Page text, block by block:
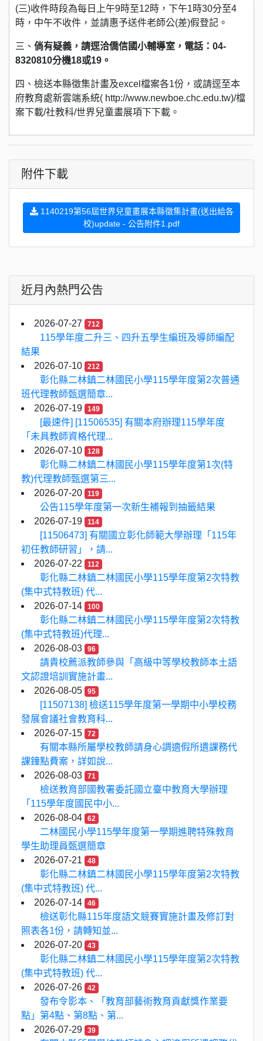
(三)收件時段為每日上午9時至12時，下午1時30分至4
時，中午不收件，並請惠予送件老師公(差)假登記。
三、 倘有疑義，請逕洽僑信國小輔導室，電話：04-
8320810分機18或19。
四、檢送本縣徵集計畫及excel檔案各1份，或請逕至本
府教育處新雲端系統( http://www.newboe.chc.edu.tw)/檔
案下載/社教科/世界兒童畫展項下下載。
附件下載
1140219第56屆世界兒童畫展本縣徵集計畫(送出給各
校)update - 公告附件1.pdf
近月內熱門公告
2026-07-27 712
115學年度二升三、四升五學生編班及導師編配
結果
2026-07-10
212
彰化縣二林鎮二林國民小學115學年度第2次普通
班代理教師甄選簡章...
2026-07-19
149
[最速件] [11506535] 有關本府辦理115學年度
「未具教師資格代理...
2026-07-10
128
彰化縣二林鎮二林國民小學115學年度第1次(特
教)代理教師甄選第三...
2026-07-20
119
公告115學年度第一次新生補報到抽籤結果
2026-07-19
114
[11506473] 有關國立彰化師範大學辦理「115年
初任教師研習」，請...
2026-07-22
112
彰化縣二林鎮二林國民小學115學年度第2次特教
(集中式特教班) 代...
2026-07-14
100
彰化縣二林鎮二林國民小學115學年度第2次特教
(集中式特教班)代理...
2026-08-03
96
請貴校薦派教師參與「高級中等學校教師本土語
文認證培訓實施計畫...
2026-08-05
95
[11507138] 檢送115學年度第一學期中小學校務
發展會議社會教育科...
2026-07-15
72
有關本縣所屬學校教師請身心調適假所遺課務代
課鐘點費案，詳如說...
2026-08-03
71
檢送教育部國教署委託國立臺中教育大學辦理
「115學年度國民中小...
2026-08-04
62
二林國民小學115學年度第一學期進聘特殊教育
學生助理員甄選簡章
2026-07-21
48
彰化縣二林鎮二林國民小學115學年度第2次特教
(集中式特教班) 代...
2026-07-14
46
檢送彰化縣115年度語文競賽實施計畫及修訂對
照表各1份，請轉知並...
2026-07-20
43
彰化縣二林鎮二林國民小學115學年度第2次特教
(集中式特教班) 代...
2026-07-26
42
發布令影本、「教育部藝術教育貢獻獎作業要
點」第4點、第8點、第...
2026-07-29
39